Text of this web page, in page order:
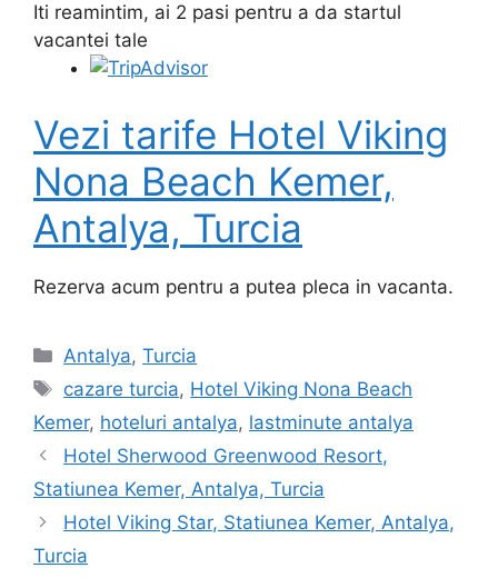
Iti reamintim, ai 2 pasi pentru a da startul
vacantei tale
Vezi tarife Hotel Viking
Nona Beach Kemer,
Antalya, Turcia
Rezerva acum pentru a putea pleca in vacanta.
Categorii
Antalya,Turcia
Etichete
cazare turcia, Hotel Viking Nona Beach
Kemer, hoteluri antalya, lastminute antalya
Hotel Sherwood Greenwood Resort,
Statiunea Kemer, Antalya, Turcia
Hotel Viking Star, Statiunea Kemer, Antalya,
Turcia